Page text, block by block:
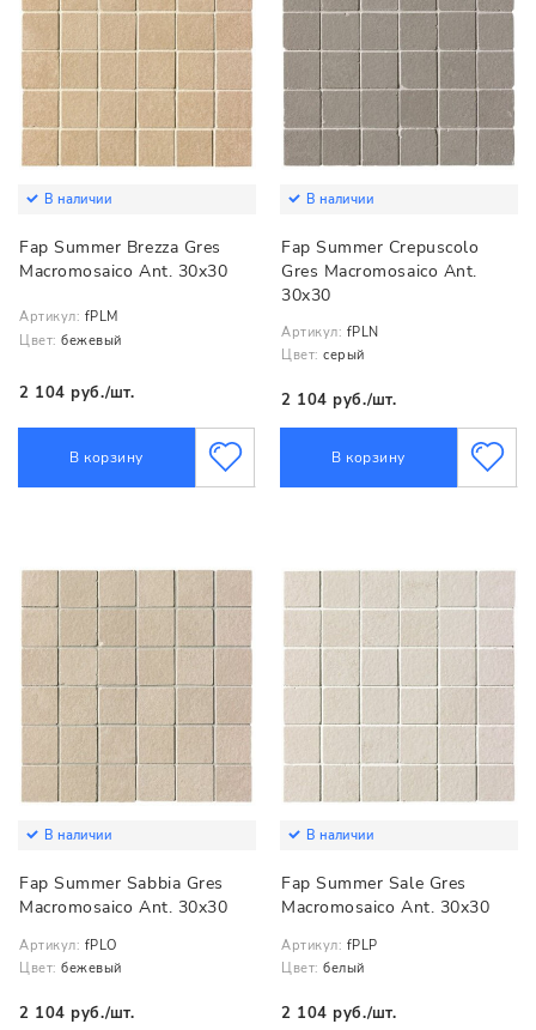
В наличии
Fap Summer Brezza Gres
Macromosaico Ant. 30x30
Артикул: fPLM
Цвет: бежевый
2 104 руб./шт.
В корзину
В наличии
Fap Summer Crepuscolo
Gres Macromosaico Ant.
30x30
Артикул: fPLN
Цвет: серый
2 104 руб./шт.
В корзину
В наличии
Fap Summer Sabbia Gres
Macromosaico Ant. 30x30
Артикул: fPLO
Цвет: бежевый
2 104 руб./шт.
В наличии
Fap Summer Sale Gres
Macromosaico Ant. 30x30
Артикул: fPLP
Цвет: белый
2 104 руб./шт.